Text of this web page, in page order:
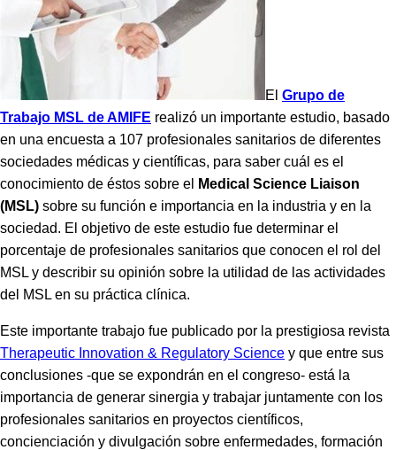
El Grupo de
Trabajo MSL de AMIFE realizó un importante estudio, basado
en una encuesta a 107 profesionales sanitarios de diferentes
sociedades médicas y científicas, para saber cuál es el
conocimiento de éstos sobre el
Medical Science Liaison
(MSL) sobre su función e importancia en la industria y en la
sociedad. El objetivo de este estudio fue determinar el
porcentaje de profesionales sanitarios que conocen el rol del
MSL y describir su opinión sobre la utilidad de las actividades
del MSL en su práctica clínica.
Este importante trabajo fue publicado por la prestigiosa revista
Therapeutic Innovation & Regulatory Science y que entre sus
conclusiones -que se expondrán en el congreso- está la
importancia de generar sinergia y trabajar juntamente con los
profesionales sanitarios en proyectos científicos,
concienciación y divulgación sobre enfermedades, formación